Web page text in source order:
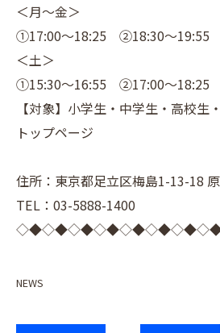
＜月～金＞
①17:00～18:25 ②18:30～19:55
＜土＞
①15:30～16:55 ②17:00～18:25
【対象】小学生・中学生・高校生
トップページ
住所：東京都足立区梅島1-13-18
TEL：03-5888-1400
NEWS